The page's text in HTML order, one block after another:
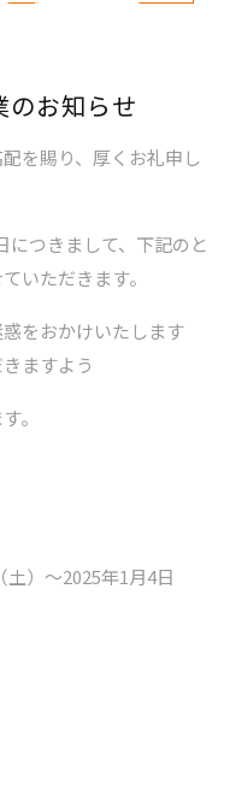
のお知らせ
を賜り、厚くお礼申し
につきまして、下記のと
いただきます。
をおかけいたします
ますよう
。
土）～2025年1月4日